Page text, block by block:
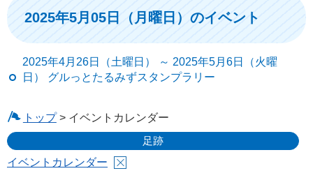
2025年5月05日（月曜日）のイベント
2025年4月26日（土曜日） ～ 2025年5月6日（火曜
日） グルっとたるみずスタンプラリー
トップ> イベントカレンダー
足跡
イベントカレンダー